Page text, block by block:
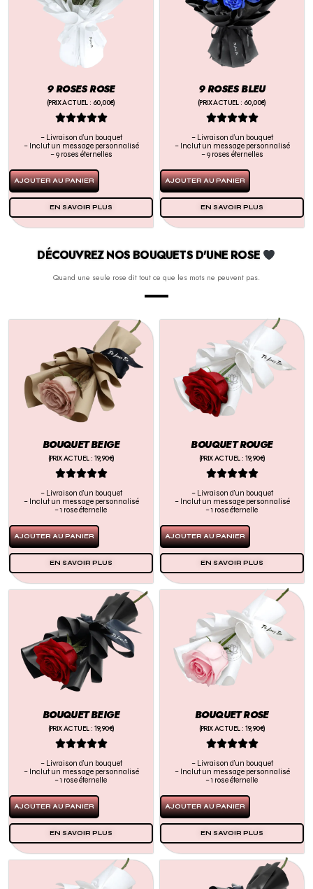
9 ROSES ROSE
(PRIX ACTUEL : 60,00€)

– Livraison d’un bouquet
– Inclut un message personnalisé
– 9 roses éternelles
AJOUTER AU PANIER
EN SAVOIR PLUS
9 ROSES BLEU
(PRIX ACTUEL : 60,00€)

– Livraison d’un bouquet
– Inclut un message personnalisé
– 9 roses éternelles
AJOUTER AU PANIER
EN SAVOIR PLUS
DÉCOUVREZ NOS BOUQUETS D'UNE ROSE
Quand une seule rose dit tout ce que les mots ne peuvent pas.
BOUQUET BEIGE
(PRIX ACTUEL : 19,90€)

– Livraison d’un bouquet
– Inclut un message personnalisé
– 1 rose éternelle
AJOUTER AU PANIER
EN SAVOIR PLUS
BOUQUET ROUGE
(PRIX ACTUEL : 19,90€)

– Livraison d’un bouquet
– Inclut un message personnalisé
– 1 rose éternelle
AJOUTER AU PANIER
EN SAVOIR PLUS
BOUQUET BEIGE
(PRIX ACTUEL : 19,90€)

– Livraison d’un bouquet
– Inclut un message personnalisé
– 1 rose éternelle
AJOUTER AU PANIER
EN SAVOIR PLUS
BOUQUET ROSE
(PRIX ACTUEL : 19,90€)

– Livraison d’un bouquet
– Inclut un message personnalisé
– 1 rose éternelle
AJOUTER AU PANIER
EN SAVOIR PLUS